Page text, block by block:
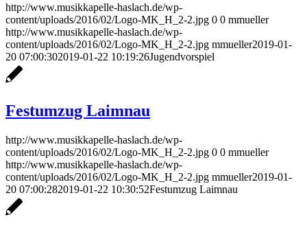
http://www.musikkapelle-haslach.de/wp-
content/uploads/2016/02/Logo-MK_H_2-2.jpg 0 0 mmueller
http://www.musikkapelle-haslach.de/wp-
content/uploads/2016/02/Logo-MK_H_2-2.jpg mmueller2019-01-
20 07:00:302019-01-22 10:19:26Jugendvorspiel
Festumzug Laimnau
http://www.musikkapelle-haslach.de/wp-
content/uploads/2016/02/Logo-MK_H_2-2.jpg 0 0 mmueller
http://www.musikkapelle-haslach.de/wp-
content/uploads/2016/02/Logo-MK_H_2-2.jpg mmueller2019-01-
20 07:00:282019-01-22 10:30:52Festumzug Laimnau